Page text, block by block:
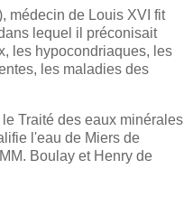
médecin de Louis XVI fit
lequel il préconisait
les hypocondriaques, les
les maladies des
Traité des eaux minérales
l'eau de Miers de
Boulay et Henry de